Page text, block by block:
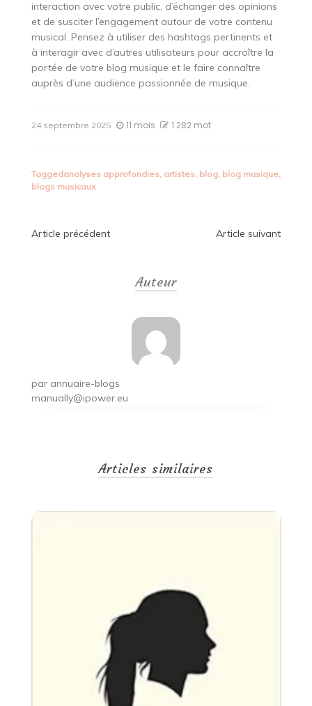
interaction avec votre public, d’échanger des opinions
et de susciter l’engagement autour de votre contenu
musical. Pensez à utiliser des hashtags pertinents et
à interagir avec d’autres utilisateurs pour accroître la
portée de votre blog musique et le faire connaître
auprès d’une audience passionnée de musique.
24 septembre 2025 11 mois 1 282 mot
Taggedanalyses approfondies, artistes, blog, blog musique,
blogs musicaux
Navigation
Article précédent Article suivant
Auteur
par annuaire-blogs
manually@ipower.eu
Articles similaires